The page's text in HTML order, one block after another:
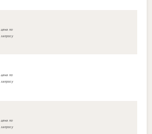
цена по
запросу
цена по
запросу
цена по
запросу